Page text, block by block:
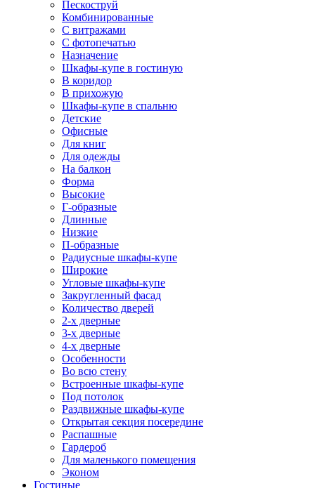
Пескоструй
Комбинированные
С витражами
С фотопечатью
Назначение
Шкафы-купе в гостиную
В коридор
В прихожую
Шкафы-купе в спальню
Детские
Офисные
Для книг
Для одежды
На балкон
Форма
Высокие
Г-образные
Длинные
Низкие
П-образные
Радиусные шкафы-купе
Широкие
Угловые шкафы-купе
Закругленный фасад
Количество дверей
2-х дверные
3-х дверные
4-х дверные
Особенности
Во всю стену
Встроенные шкафы-купе
Под потолок
Раздвижные шкафы-купе
Открытая секция посередине
Распашные
Гардероб
Для маленького помещения
Эконом
Гостиные